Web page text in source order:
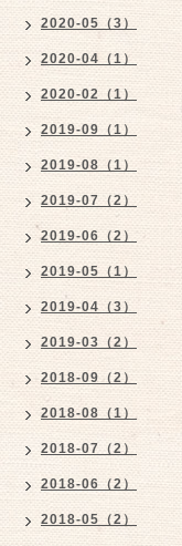
2020-05（3）
2020-04（1）
2020-02（1）
2019-09（1）
2019-08（1）
2019-07（2）
2019-06（2）
2019-05（1）
2019-04（3）
2019-03（2）
2018-09（2）
2018-08（1）
2018-07（2）
2018-06（2）
2018-05（2）